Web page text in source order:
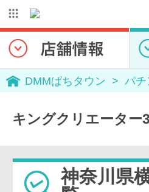
DMMぱちタウン パチ
キングクリエーター
神奈川県